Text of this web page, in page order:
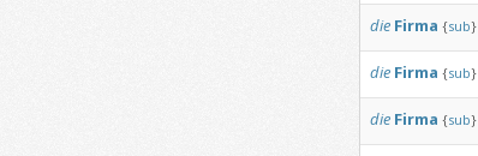
die Firma {sub}
die Firma {sub}
die Firma {sub}